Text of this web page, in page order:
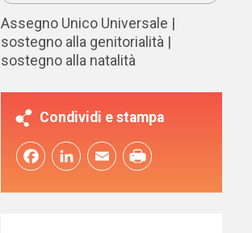
Assegno Unico Universale
sostegno alla genitorialità
sostegno alla natalità
Condividi e stampa
FacebookLinkedInEmail